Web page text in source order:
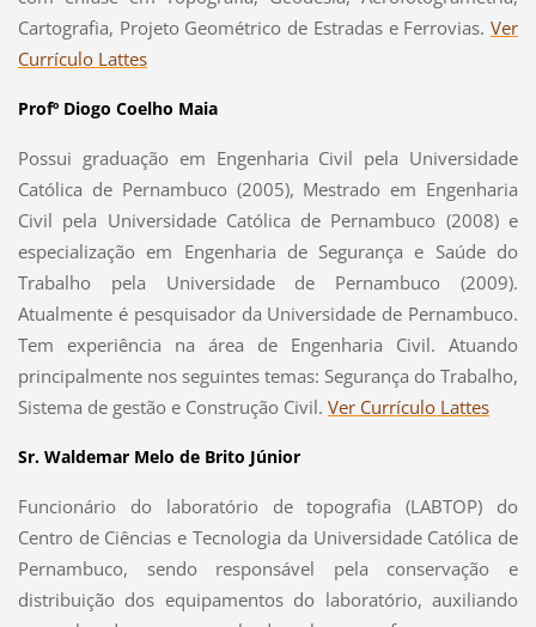
Cartografia, Projeto Geométrico de Estradas e Ferrovias. Ver
Currículo Lattes
Profº Diogo Coelho Maia
Possui graduação em Engenharia Civil pela Universidade
Católica de Pernambuco (2005), Mestrado em Engenharia
Civil pela Universidade Católica de Pernambuco (2008) e
especialização em Engenharia de Segurança e Saúde do
Trabalho pela Universidade de Pernambuco (2009).
Atualmente é pesquisador da Universidade de Pernambuco.
Tem experiência na área de Engenharia Civil. Atuando
principalmente nos seguintes temas: Segurança do Trabalho,
Sistema de gestão e Construção Civil. Ver Currículo Lattes
Sr. Waldemar Melo de Brito Júnior
Funcionário do laboratório de topografia (LABTOP) do
Centro de Ciências e Tecnologia da Universidade Católica de
Pernambuco, sendo responsável pela conservação e
distribuição dos equipamentos do laboratório, auxiliando